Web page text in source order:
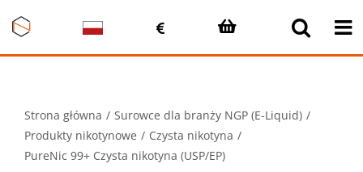
do
zawartości
Strona główna
Surowce dla branży NGP (E-Liquid)
Produkty nikotynowe
Czysta nikotyna
PureNic 99+ Czysta nikotyna (USP/EP)